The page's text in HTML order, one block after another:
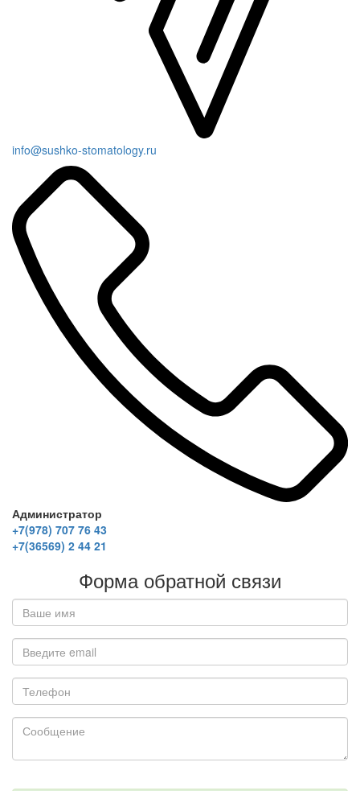
info@sushko-stomatology.ru
Администратор
+7(978) 707 76 43
+7(36569) 2 44 21
Форма обратной связи